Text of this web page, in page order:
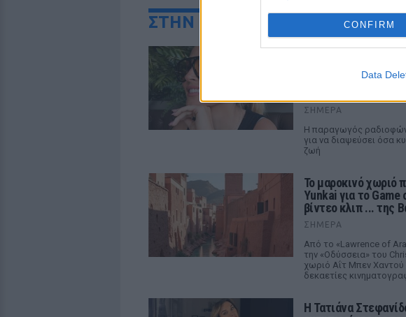
CONFIRM
Data
ΣΤΗΝ ΙΔΙΑ ΚΑΤΗΓΟΡΙΑ
χωρισμού με τον
καμία πληροφορία
ΣΉΜΕΡΑ
Η παραγωγός
για να διαψεύσει όσα
ζωή
Το μαροκινό χωριό
Yunkai για το Game
βίντεο κλιπ ... της
ΣΉΜΕΡΑ
Από το «Lawrence of
την «Οδύσσεια» του
χωριό Αΐτ Μπεν Χαντού
δεκαετίες
Η Τατιάνα